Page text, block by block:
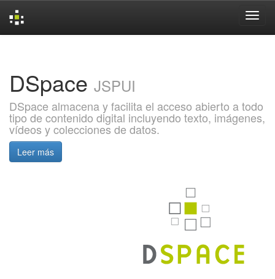
DSpace JSPUI
DSpace almacena y facilita el acceso abierto a todo
tipo de contenido digital incluyendo texto, imágenes,
vídeos y colecciones de datos.
Leer más